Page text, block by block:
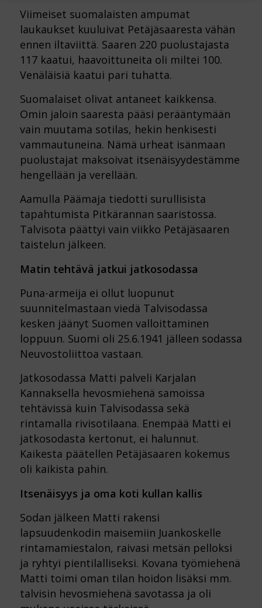
Viimeiset suomalaisten ampumat
laukaukset kuuluivat Petäjäsaaresta vähän
ennen iltaviittä. Saaren 220 puolustajasta
117 kaatui, haavoittuneita oli miltei 100.
Venäläisiä kaatui pari tuhatta.
Suomalaiset olivat antaneet kaikkensa.
Omin jaloin saaresta pääsi perääntymään
vain muutama sotilas, hekin henkisesti
vammautuneina. Nämä urheat isänmaan
puolustajat maksoivat itsenäisyydestämme
hengellään ja verellään.
Aamulla Päämaja tiedotti surullisista
tapahtumista Pitkärannan saaristossa.
Talvisota päättyi vain viikko Petäjäsaaren
taistelun jälkeen.
Matin tehtävä jatkui jatkosodassa
Puna-armeija ei ollut luopunut
suunnitelmastaan viedä Talvisodassa
kesken jäänyt Suomen valloittaminen
loppuun. Suomi oli 25.6.1941 jälleen sodassa
Neuvostoliittoa vastaan.
Jatkosodassa Matti palveli Karjalan
Kannaksella hevosmiehenä samoissa
tehtävissä kuin Talvisodassa sekä
rintamalla rivisotilaana. Enempää Matti ei
jatkosodasta kertonut, ei halunnut.
Kaikesta päätellen Petäjäsaaren kokemus
oli kaikista pahin.
Itsenäisyys ja oma koti kullan kallis
Sodan jälkeen Matti rakensi
lapsuudenkodin maisemiin Juankoskelle
rintamamiestalon, raivasi metsän pelloksi
ja ryhtyi pientilalliseksi. Kovana työmiehenä
Matti toimi oman tilan hoidon lisäksi mm.
talvisin hevosmiehenä savotassa ja oli